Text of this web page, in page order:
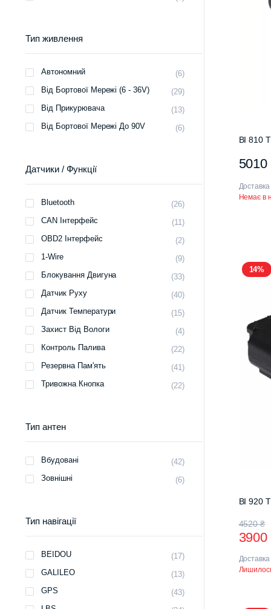
BI 810
5010
Немає в
14%
BI 920
4520₴
ціна:
4520
3900
ціна:
3900
Тип живлення
Автономний
(6)
Від Бортової Мережі (6 - 36V)
(29)
Від Прикурювача
(13)
Від Бортової Мережі До 90V
(6)
Датчики / Функції
Bluetooth
(26)
CAN Інтерфейс
(11)
OBD2 Інтерфейс
(2)
1-Wire
(9)
Блокування Двигуна
(33)
Датчик Руху
(40)
Датчик Температури
(15)
Захист Від Вологи
(4)
Контроль Палива
(22)
Резервна Пам'ять
(41)
Тривожна Кнопка
(22)
Тип антен
Вбудовані
(42)
Зовнішні
(6)
Тип навігації
BEIDOU
(17)
GALILEO
(13)
GPS
(43)